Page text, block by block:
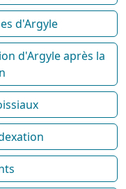
d'Argyle
d'Argyle après la